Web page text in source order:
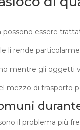
possono essere
li rende
mentre gli oggetti
mezzo di trasporto
il problema più